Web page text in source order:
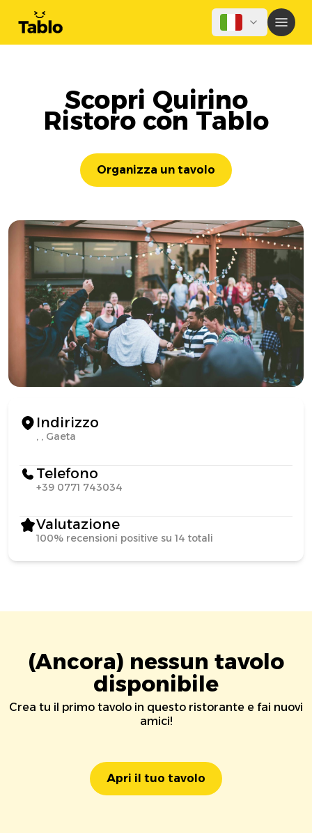
Scopri Quirino
Ristoro con Tablo
Organizza un tavolo
Indirizzo
, , Gaeta
Telefono
+39 0771 743034
Valutazione
100% recensioni positive su 14 totali
(Ancora) nessun tavolo
disponibile
Crea tu il primo tavolo in questo ristorante e fai nuovi
amici!
Apri il tuo tavolo